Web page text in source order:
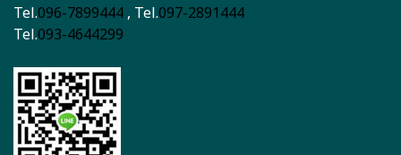
Tel.096-7899444, Tel.097-2891444
Tel.093-4644299